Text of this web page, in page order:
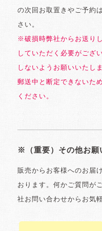
の次回お取置きやご予約
さい。
※破損時弊社からお送り
していただく必要がござ
しないようお願いいたし
郵送中と断定できないた
ください。
※（重要）その他お願
販売からお客様へのお届
おります。何かご質問が
社お問い合わせからお気